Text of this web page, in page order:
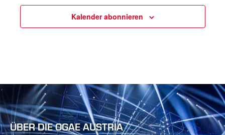
Kalender abonnieren
ÜBER DIE OGAE AUSTRIA